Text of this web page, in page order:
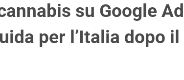
su Google
per l’Italia dopo